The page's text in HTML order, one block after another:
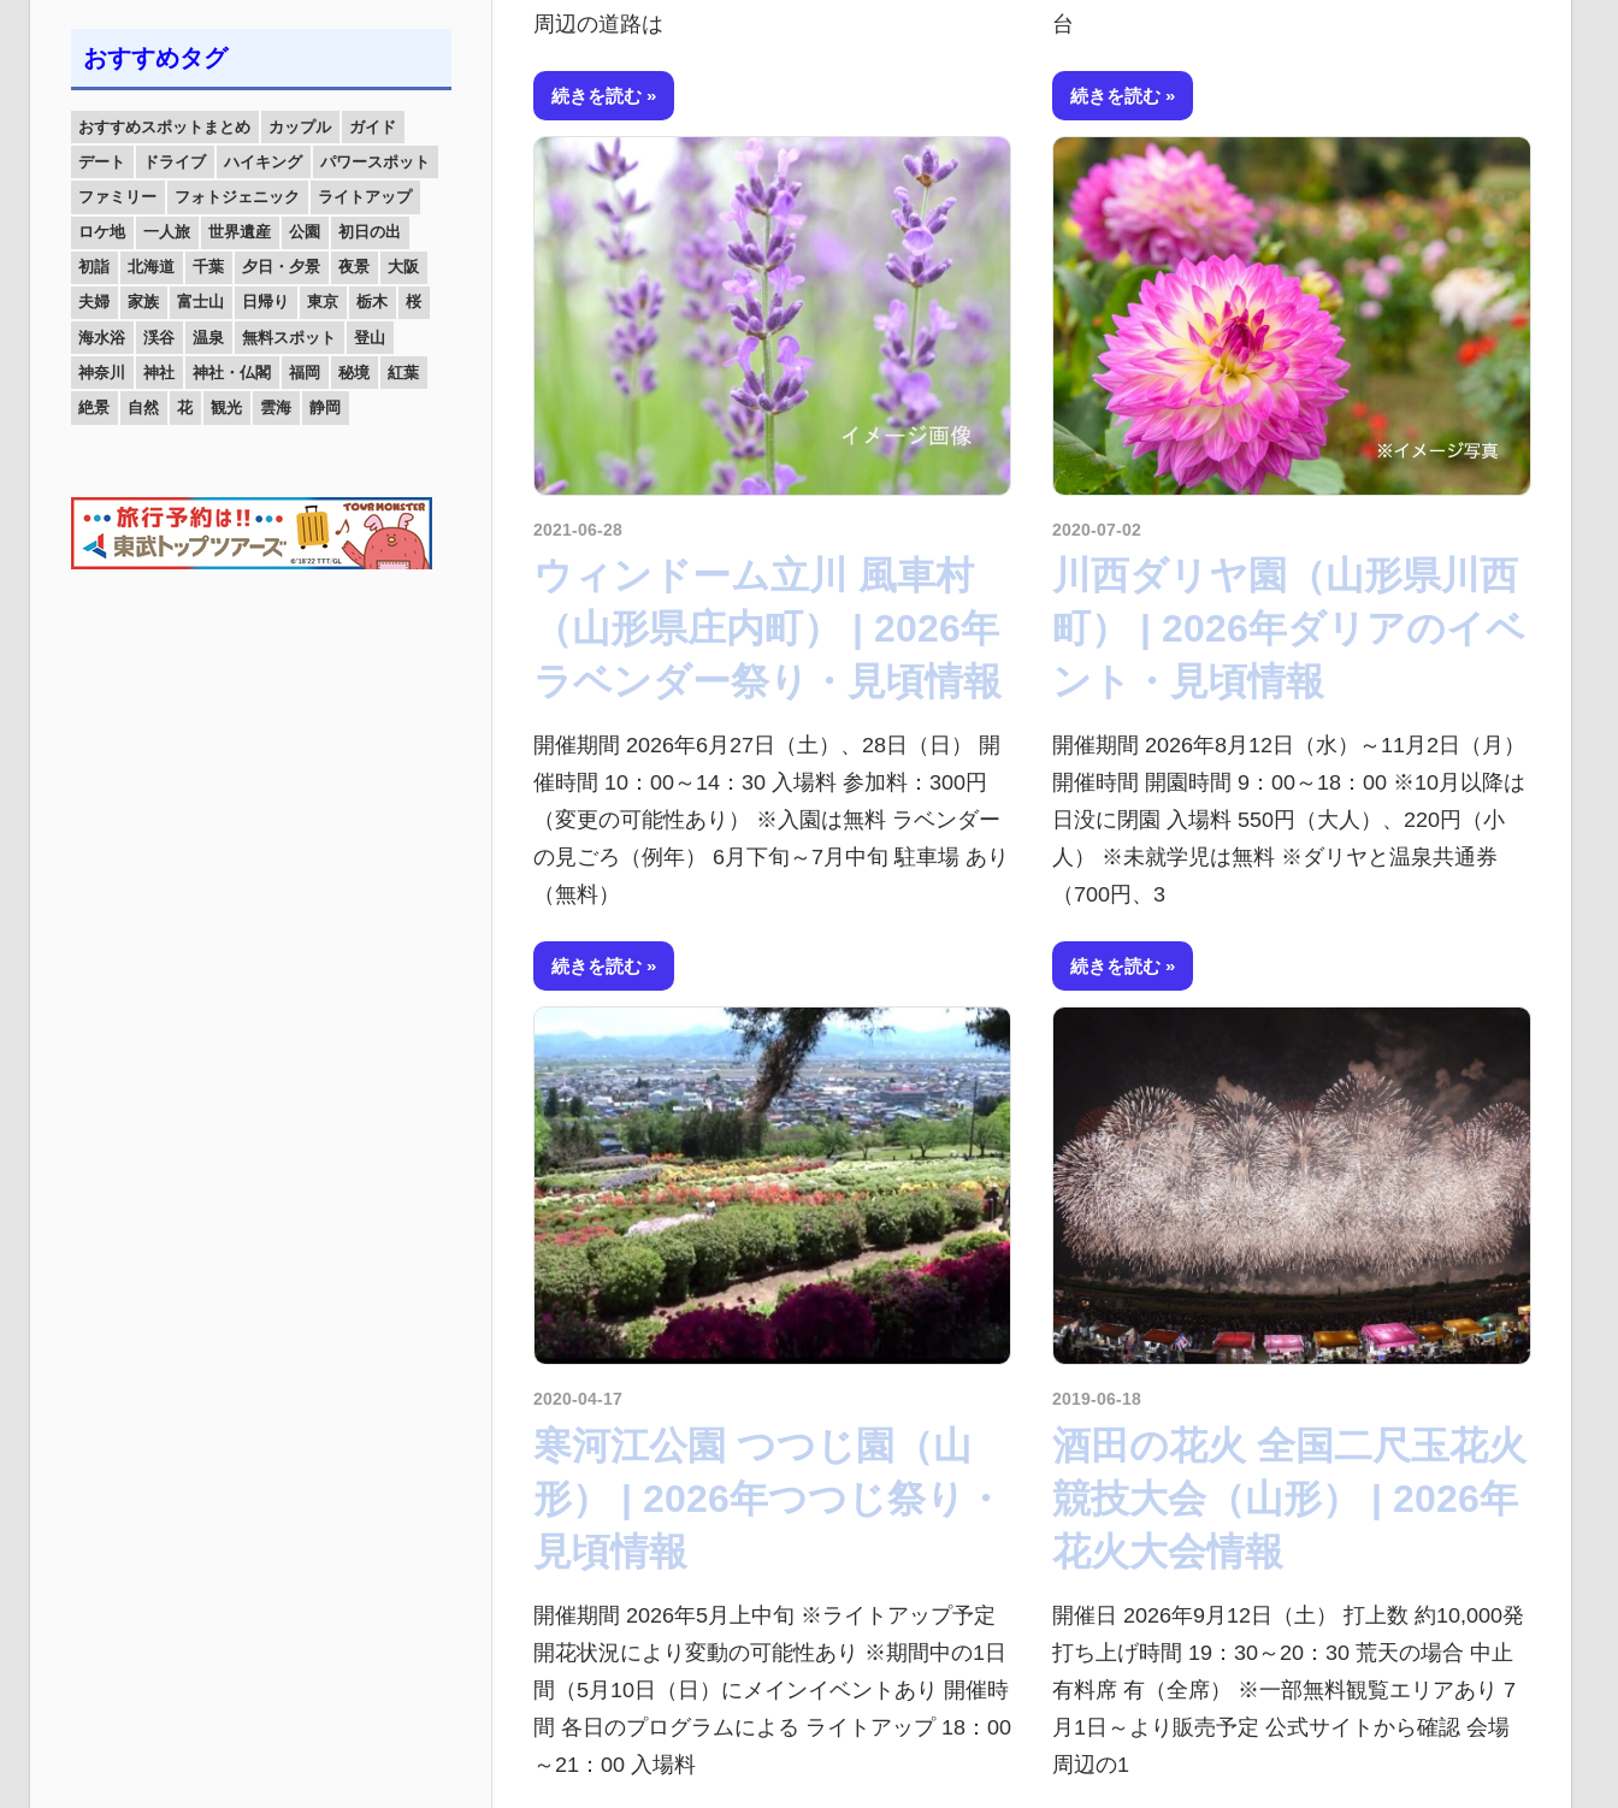
周辺の道路は
続きを読む
台
続きを読む
2021-06-28kurosuke
ウィンドーム立川 風車村
（山形県庄内町） | 2026年
ラベンダー祭り・見頃情報
開催期間 2026年6月27日（土）、28日（日） 開
催時間 10：00～14：30 入場料 参加料：300円
（変更の可能性あり） ※入園は無料 ラベンダー
の見ごろ（例年） 6月下旬～7月中旬 駐車場 あり
（無料）
続きを読む
2020-07-02
川西ダリヤ園（山形県川西
町） | 2026年ダリアのイベ
ント・見頃情報
開催期間 2026年8月12日（水）～11月2日（月）
開催時間 開園時間 9：00～18：00 ※10月以降は
日没に閉園 入場料 550円（大人）、220円（小
人） ※未就学児は無料 ※ダリヤと温泉共通券
（700円、3
続きを読む
2020-04-17
寒河江公園 つつじ園（山
形） | 2026年つつじ祭り・
見頃情報
開催期間 2026年5月上中旬 ※ライトアップ予定
開花状況により変動の可能性あり ※期間中の1日
間（5月10日（日）にメインイベントあり 開催時
間 各日のプログラムによる ライトアップ 18：00
～21：00 入場料
2019-06-18kurosuke
酒田の花火 全国二尺玉花火
競技大会（山形） | 2026年
花火大会情報
開催日 2026年9月12日（土） 打上数 約10,000発
打ち上げ時間 19：30～20：30 荒天の場合 中止
有料席 有（全席） ※一部無料観覧エリアあり 7
月1日～より販売予定 公式サイトから確認 会場
周辺の1
おすすめタグ
おすすめスポットまとめ カップル
ガイド
デート
ドライブ ハイキング
パワースポット
ファミリー
フォトジェニック
ライトアップ
ロケ地
一人旅 世界遺産 公園
初日の出
初詣
北海道 千葉 夕日・夕景 夜景
大阪
夫婦
家族 富士山 日帰り 東京 栃木
桜
海水浴
渓谷 温泉 無料スポット
登山
神奈川
神社 神社・仏閣 福岡 秘境
紅葉
絶景
自然 花 観光 雲海 静岡